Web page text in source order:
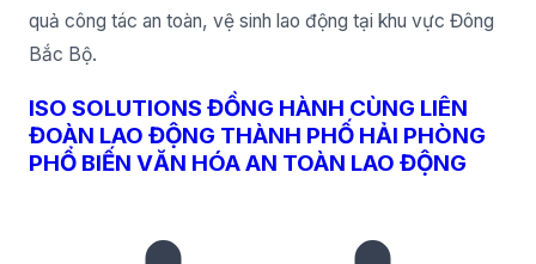
quả công tác an toàn, vệ sinh lao động tại khu vực Đông
Bắc Bộ.
ISO SOLUTIONS ĐỒNG HÀNH CÙNG LIÊN
ĐOÀN LAO ĐỘNG THÀNH PHỐ HẢI PHÒNG
PHỔ BIẾN VĂN HÓA AN TOÀN LAO ĐỘNG